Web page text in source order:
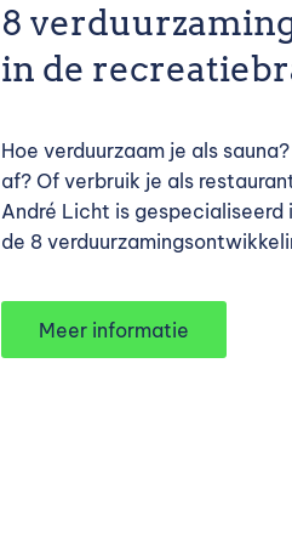
8
in de
Hoe verduurzaam je als
af? Of verbruik je als
André Licht is
de 8
Meer informatie